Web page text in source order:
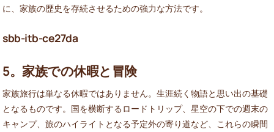
に、家族の歴史を存続させるための強力な方法です。
sbb-itb-ce27da
5。家族での休暇と冒険
家族旅行は単なる休暇ではありません。生涯続く物語と思い出の基礎
となるものです。国を横断するロードトリップ、星空の下での週末の
キャンプ、旅のハイライトとなる予定外の寄り道など、これらの瞬間